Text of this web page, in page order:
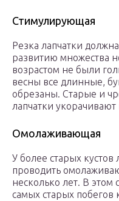
Стимулирующая
Резка лапчатки
развитию множества
возрастом не были
весны все длинные,
обрезаны. Старые и
лапчатки укорачивают
Омолаживающая
У более старых кустов
проводить
несколько лет. В этом
самых старых побегов